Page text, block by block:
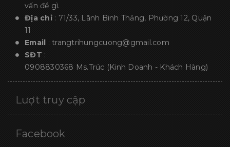
vấn đề gì.
Địa chỉ : 71/33, Lãnh Binh Thăng, Phường 12, Quận
11
Email : trangtrihungcuong@gmail.com
SĐT :
0908830368 Ms.Trúc (Kinh Doanh - Khách Hàng)
Lượt truy cập
Facebook